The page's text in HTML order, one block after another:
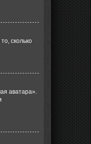
сколько
аватара».